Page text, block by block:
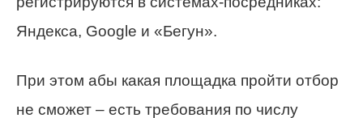
Яндекса, Google и «Бегун».
При этом абы какая площадка пройти отбор
не сможет – есть требования по числу